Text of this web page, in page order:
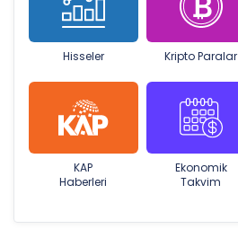
Hisseler Kripto Paralar
KAP
Haberleri
Ekonomik
Takvim